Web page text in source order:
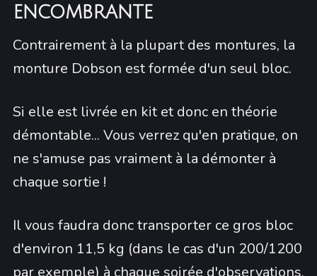
encombrante
Contrairement à la plupart des montures, la
monture Dobson est formée d'un seul bloc.
Si elle est livrée en kit et donc en théorie
démontable... Vous verrez qu'en pratique, on
ne s'amuse pas vraiment à la démonter à
chaque sortie !
Il vous faudra donc transporter ce gros bloc
d'environ 11,5 kg (dans le cas d'un 200/1200
par exemple) à chaque soirée d'observations.